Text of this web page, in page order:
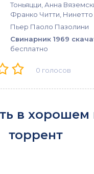
Тоньяцци, Анна
Франко Читти,
Пьер Паоло Пазолини
Свинарник 1969
бесплатно
0 голосов
в хорошем
торрент